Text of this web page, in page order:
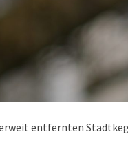
entfernten